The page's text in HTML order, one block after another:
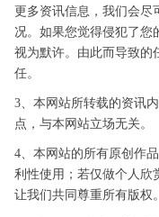
更多资讯信息，我们会尽
况。如果您觉得侵犯了您
视为默许。由此而导致的
任。
3、本网站所转载的资讯
点，与本网站立场无关。
4、本网站的所有原创作
利性使用；若仅做个人欣
让我们共同尊重所有版权。